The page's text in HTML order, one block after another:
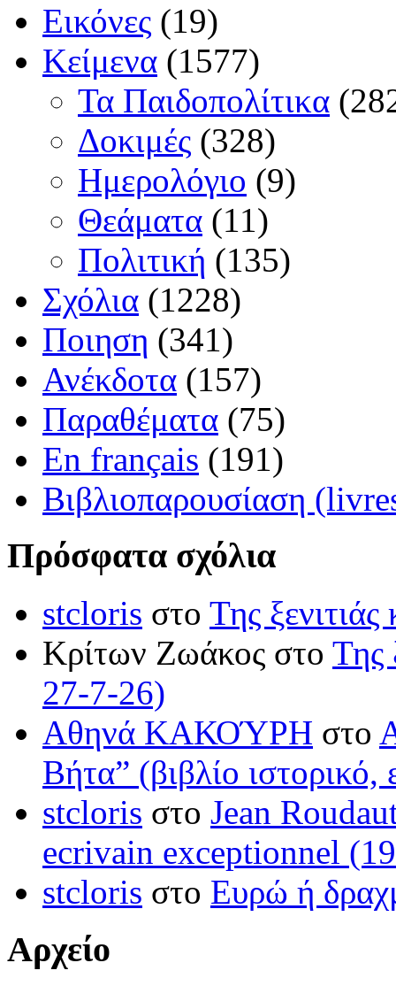
Εικόνες (19)
Κείμενα (1577)
Τα Παιδοπολίτικα
Δοκιμές (328)
Ημερολόγιο (9)
Θεάματα (11)
Πολιτική (135)
Σχόλια (1228)
Ποιηση (341)
Ανέκδοτα (157)
Παραθέματα (75)
En français (191)
Βιβλιοπαρουσίαση
Πρόσφατα σχόλια
stcloris στο Της
Κρίτων Ζωάκος στο Της
27-7-26)
Αθηνά ΚΑΚΟΎΡΗ στο
Βήτα” (βιβλίο
stcloris στο Jean
ecrivain exceptionnel
stcloris στο Ευρώ ή
Αρχείο